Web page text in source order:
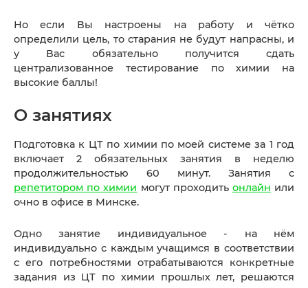
Но если Вы настроены на работу и чётко
определили цель, то старания не будут напрасны, и
у Вас обязательно получится сдать
централизованное тестирование по химии на
высокие баллы!
О занятиях
Подготовка к ЦТ по химии по моей системе за 1 год
включает 2 обязательных занятия в неделю
продолжительностью 60 минут. Занятия с
репетитором по химии могут проходить онлайн или
очно в офисе в Минске.
Одно занятие индивидуальное - на нём
индивидуально с каждым учащимся в соответствии
с его потребностями отрабатываются конкретные
задания из ЦТ по химии прошлых лет, решаются